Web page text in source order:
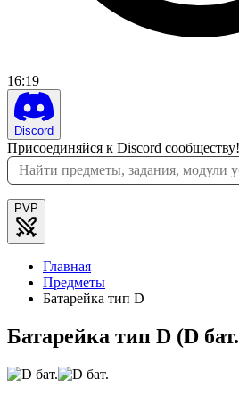
16:19
Discord
Присоединяйся к Discord сообществу!
PVP
Главная
Предметы
Батарейка тип D
Батарейка тип D (D